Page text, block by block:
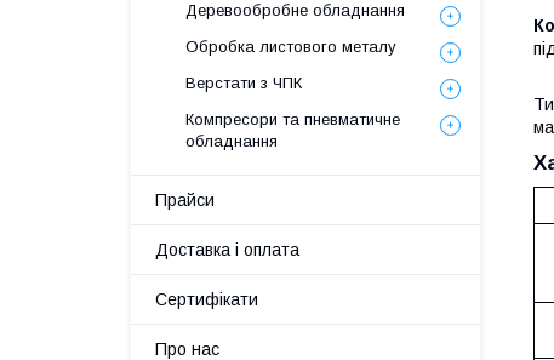
Деревообробне обладнання
Обробка листового металу
Верстати з ЧПК
Компресори та пневматичне
обладнання
Прайси
Доставка і оплата
Сертифікати
Про нас